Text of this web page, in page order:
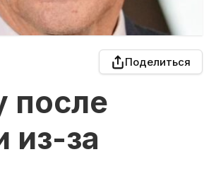
Поделиться
после
из-за